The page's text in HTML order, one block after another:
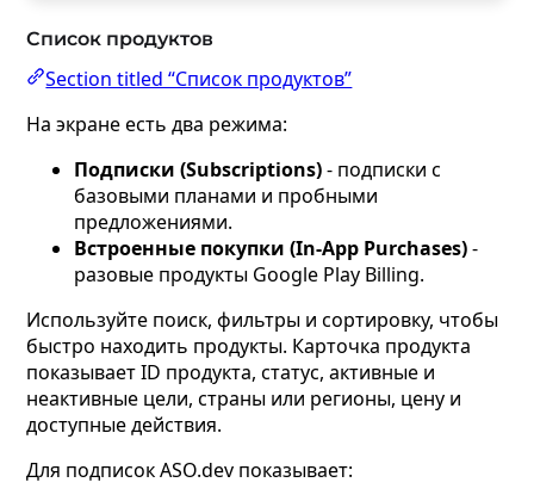
Список продуктов
Section titled “Список продуктов”
На экране есть два режима:
Подписки (Subscriptions)- подписки с
базовыми планами и пробными
предложениями.
Встроенные покупки (In-App Purchases)-
разовые продукты Google Play Billing.
Используйте поиск, фильтры и сортировку, чтобы
быстро находить продукты. Карточка продукта
показывает ID продукта, статус, активные и
неактивные цели, страны или регионы, цену и
доступные действия.
Для подписок ASO.dev показывает: